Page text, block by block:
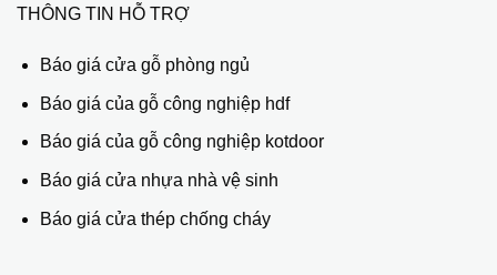
THÔNG TIN HỖ TRỢ
Báo giá cửa gỗ phòng ngủ
Báo giá của gỗ công nghiệp hdf
Báo giá của gỗ công nghiệp kotdoor
Báo giá cửa nhựa nhà vệ sinh
Báo giá cửa thép chống cháy